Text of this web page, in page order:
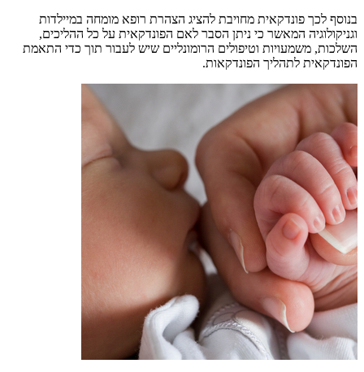
בנוסף לכך פונדקאית מחויבת להציג הצהרת רופא מומחה במיילדות
וגניקולוגיה המאשר כי ניתן הסבר לאם הפונדקאית על כל ההליכים,
השלכות, משמעויות וטיפולים הרומונליים שיש לעבור תוך כדי התאמת
הפונדקאית לתהליך הפונדקאות.